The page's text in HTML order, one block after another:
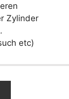
Zylinder
etc)